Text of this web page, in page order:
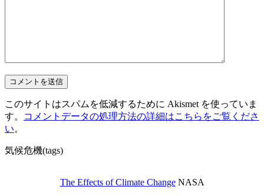
このサイトはスパムを低減するために Akismet を使っていま
す。
コメントデータの処理方法の詳細はこちらをご覧くださ
い。
気候危機(tags)
The Effects of Climate ChangeNASA